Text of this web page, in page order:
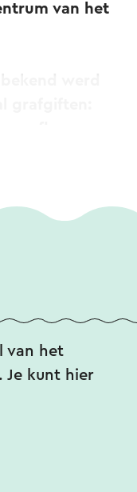
van het
flacon van
van het
Je kunt hier